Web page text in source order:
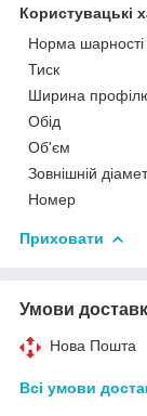
Користувацькі
Норма шарності
Тиск
Ширина
Обід
Об'єм
Зовнішній
Номер
Приховати
Умови
Нова Пошта
Всі умови